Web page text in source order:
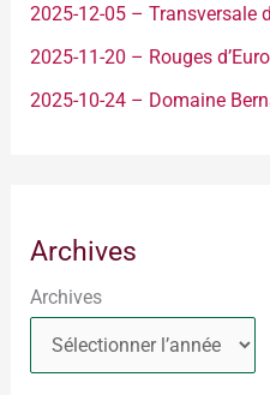
2025-12-05 – Transversale
2025-11-20 – Rouges
2025-10-24 – Domaine
Archives
Archives